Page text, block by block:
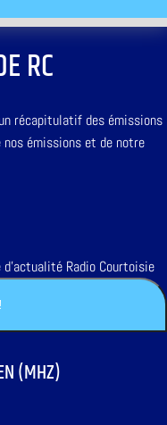
RC
récapitulatif des émissions
émissions et de notre
Radio Courtoisie
(MHZ)